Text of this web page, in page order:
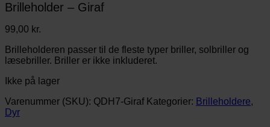
Brilleholder – Giraf
99,00 kr.
Brilleholderen passer til de fleste typer briller, solbriller og
læsebriller. Briller er ikke inkluderet.
Ikke på lager
Varenummer (SKU): QDH7-Giraf Kategorier: Brilleholdere,
Dyr